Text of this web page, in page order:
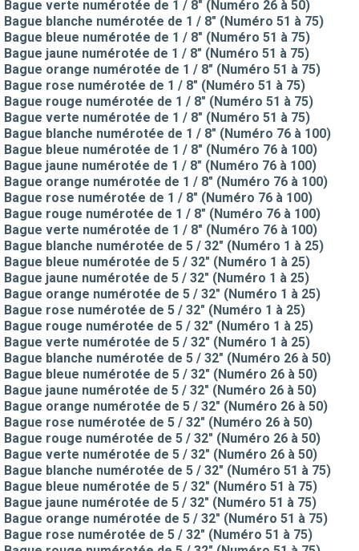
Bague verte numérotée de 1 / 8" (Numéro 26 à 50)
Bague blanche numérotée de 1 / 8" (Numéro 51 à 75)
Bague bleue numérotée de 1 / 8" (Numéro 51 à 75)
Bague jaune numérotée de 1 / 8" (Numéro 51 à 75)
Bague orange numérotée de 1 / 8" (Numéro 51 à 75)
Bague rose numérotée de 1 / 8" (Numéro 51 à 75)
Bague rouge numérotée de 1 / 8" (Numéro 51 à 75)
Bague verte numérotée de 1 / 8" (Numéro 51 à 75)
Bague blanche numérotée de 1 / 8" (Numéro 76 à 100)
Bague bleue numérotée de 1 / 8" (Numéro 76 à 100)
Bague jaune numérotée de 1 / 8" (Numéro 76 à 100)
Bague orange numérotée de 1 / 8" (Numéro 76 à 100)
Bague rose numérotée de 1 / 8" (Numéro 76 à 100)
Bague rouge numérotée de 1 / 8" (Numéro 76 à 100)
Bague verte numérotée de 1 / 8" (Numéro 76 à 100)
Bague blanche numérotée de 5 / 32" (Numéro 1 à 25)
Bague bleue numérotée de 5 / 32" (Numéro 1 à 25)
Bague jaune numérotée de 5 / 32" (Numéro 1 à 25)
Bague orange numérotée de 5 / 32" (Numéro 1 à 25)
Bague rose numérotée de 5 / 32" (Numéro 1 à 25)
Bague rouge numérotée de 5 / 32" (Numéro 1 à 25)
Bague verte numérotée de 5 / 32" (Numéro 1 à 25)
Bague blanche numérotée de 5 / 32" (Numéro 26 à 50)
Bague bleue numérotée de 5 / 32" (Numéro 26 à 50)
Bague jaune numérotée de 5 / 32" (Numéro 26 à 50)
Bague orange numérotée de 5 / 32" (Numéro 26 à 50)
Bague rose numérotée de 5 / 32" (Numéro 26 à 50)
Bague rouge numérotée de 5 / 32" (Numéro 26 à 50)
Bague verte numérotée de 5 / 32" (Numéro 26 à 50)
Bague blanche numérotée de 5 / 32" (Numéro 51 à 75)
Bague bleue numérotée de 5 / 32" (Numéro 51 à 75)
Bague jaune numérotée de 5 / 32" (Numéro 51 à 75)
Bague orange numérotée de 5 / 32" (Numéro 51 à 75)
Bague rose numérotée de 5 / 32" (Numéro 51 à 75)